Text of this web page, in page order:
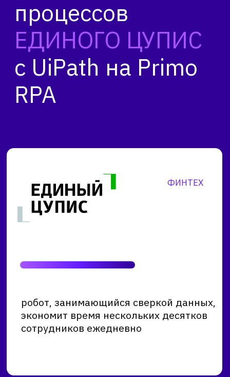
ФИНТЕХ
робот, занимающийся сверкой данных,